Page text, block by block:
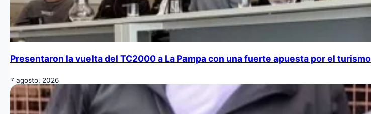
Presentaron la vuelta del TC2000 a La Pampa con una fuerte apuesta por el turismo
7 agosto, 2026